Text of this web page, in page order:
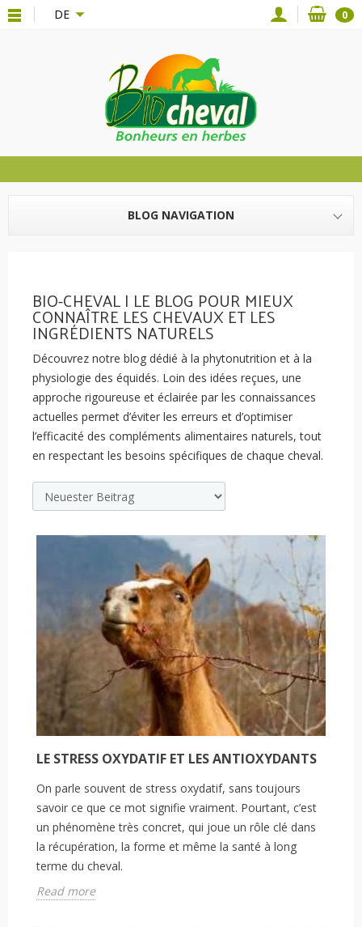
{**} DE 0
BLOG NAVIGATION
BIO-CHEVAL | LE BLOG POUR MIEUX
CONNAÎTRE LES CHEVAUX ET LES
INGRÉDIENTS NATURELS
Découvrez notre blog dédié à la phytonutrition et à la
physiologie des équidés. Loin des idées reçues, une
approche rigoureuse et éclairée par les connaissances
actuelles permet d’éviter les erreurs et d’optimiser
l’efficacité des compléments alimentaires naturels, tout
en respectant les besoins spécifiques de chaque cheval.
LE STRESS OXYDATIF ET LES ANTIOXYDANTS
On parle souvent de stress oxydatif, sans toujours
savoir ce que ce mot signifie vraiment. Pourtant, c’est
un phénomène très concret, qui joue un rôle clé dans
la récupération, la forme et même la santé à long
terme du cheval.
Read more